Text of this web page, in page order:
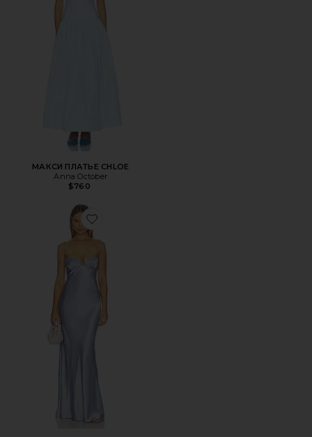
МАКСИ ПЛАТЬЕ CHLOE
Anna October
$760
Favorite МАКСИ ПЛАТЬЕ TULIP